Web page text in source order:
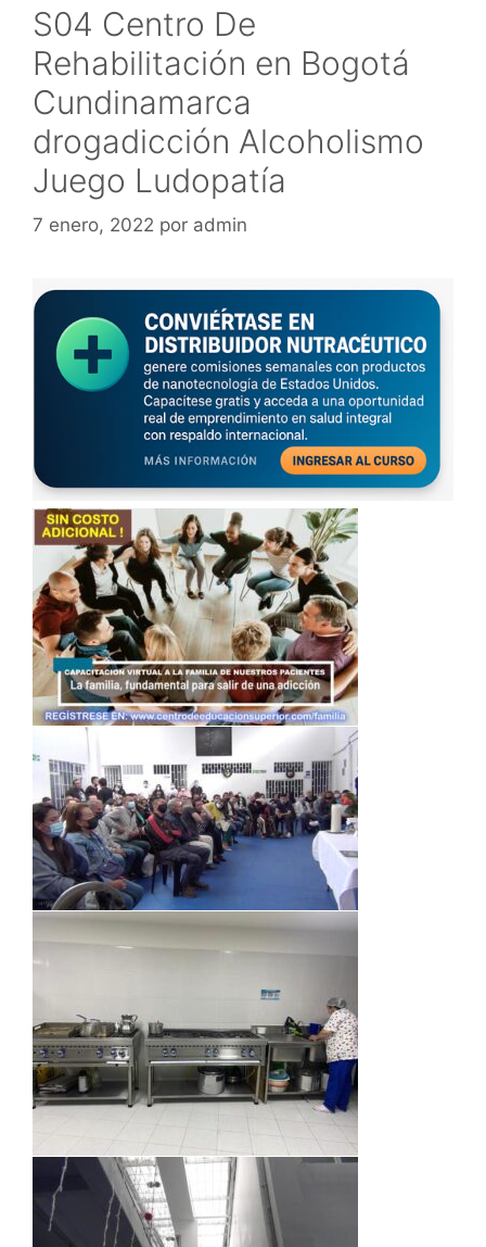
S04 Centro De
Rehabilitación en Bogotá
Cundinamarca
drogadicción Alcoholismo
Juego Ludopatía
7 enero, 2022 por admin